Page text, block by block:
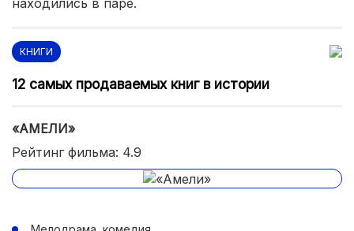
КНИГИ
12 самых продаваемых книг в истории
«АМЕЛИ»
Рейтинг фильма: 4.9